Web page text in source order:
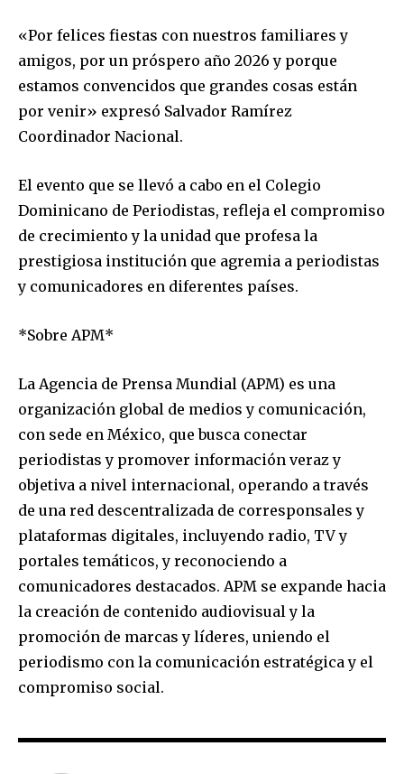
«Por felices fiestas con nuestros familiares y
amigos, por un próspero año 2026 y porque
estamos convencidos que grandes cosas están
por venir» expresó Salvador Ramírez
Coordinador Nacional.
El evento que se llevó a cabo en el Colegio
Dominicano de Periodistas, refleja el compromiso
de crecimiento y la unidad que profesa la
prestigiosa institución que agremia a periodistas
y comunicadores en diferentes países.
*Sobre APM*
La Agencia de Prensa Mundial (APM) es una
organización global de medios y comunicación,
con sede en México, que busca conectar
periodistas y promover información veraz y
objetiva a nivel internacional, operando a través
de una red descentralizada de corresponsales y
plataformas digitales, incluyendo radio, TV y
portales temáticos, y reconociendo a
comunicadores destacados. APM se expande hacia
la creación de contenido audiovisual y la
promoción de marcas y líderes, uniendo el
periodismo con la comunicación estratégica y el
compromiso social.